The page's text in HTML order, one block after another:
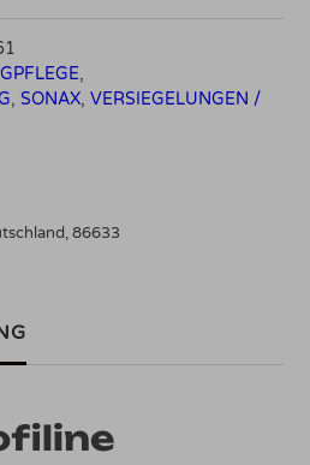
,
,SONAX,VERSIEGELUNGEN /
86633